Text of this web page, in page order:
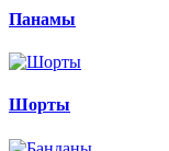
Панамы
Шорты